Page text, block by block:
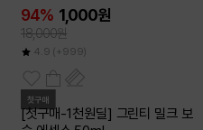
94% 1,000원
18,000원
4.9 (+999)
첫구매
[첫구매-1천원딜] 그린티 밀크 보